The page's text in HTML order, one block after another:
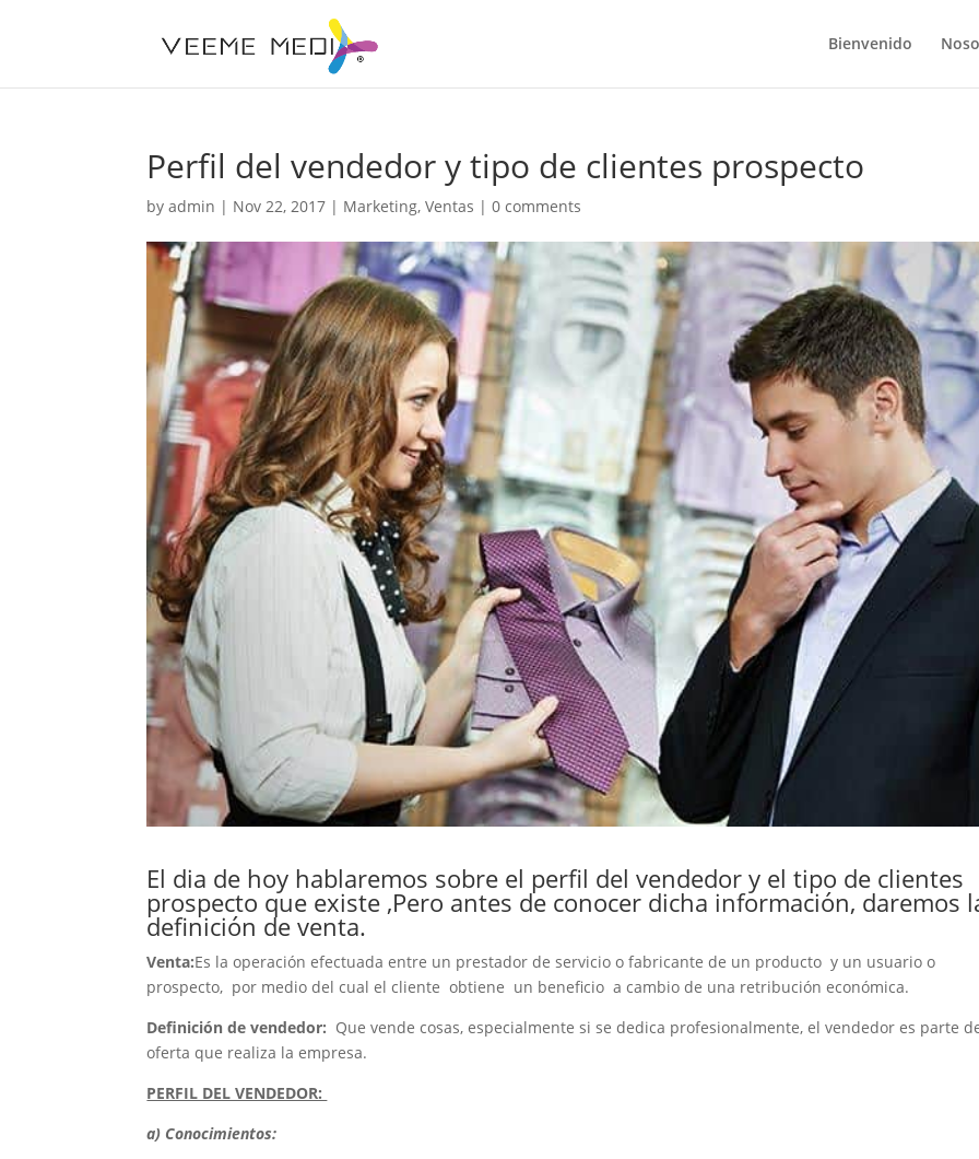
Bienvenido
Perfil del vendedor y tipo de clientes prospecto
byadmin | Nov 22, 2017 | Marketing,Ventas |0 comments
El dia de hoy hablaremos sobre el perfil del vendedor y el tipo de clientes
prospecto que existe ,Pero antes de conocer dicha información, daremos
definición de venta.
Venta:Es la operación efectuada entre un prestador de servicio o fabricante de un producto y un usuario o
prospecto, por medio del cual el cliente obtiene un beneficio a cambio de una retribución económica.
Definición de vendedor: Que vende cosas, especialmente si se dedica profesionalmente, el vendedor es parte
oferta que realiza la empresa.
PERFIL DEL VENDEDOR:
a) Conocimientos: